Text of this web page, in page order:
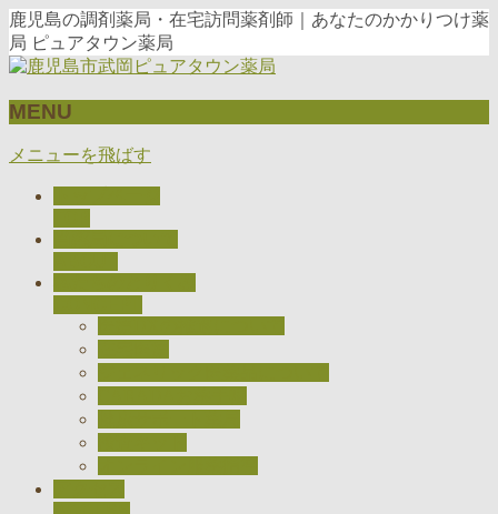
鹿児島の調剤薬局・在宅訪問薬剤師｜あなたのかかりつけ薬
局 ピュアタウン薬局
MENU
メニューを飛ばす